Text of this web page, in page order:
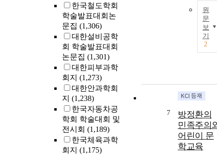
한국철도학회
학술발표대회논
문집 (1,306)
대한설비공학
회 학술발표대회
논문집 (1,301)
대한피부과학
회지 (1,273)
대한안과학회
지 (1,238)
한국자동차공
학회 학술대회 및
전시회 (1,189)
한국체육과학
회지 (1,175)
원
문
보
기
2
7
방정환의
민족주의
어린이 문
학교육